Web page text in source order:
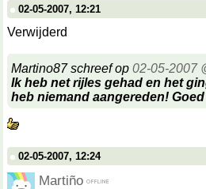
02-05-2007, 12:21
Verwijderd
Martino87 schreef op 02-05-2007
Ik heb net rijles gehad en het
heb niemand aangereden!
02-05-2007, 12:24
Martiño